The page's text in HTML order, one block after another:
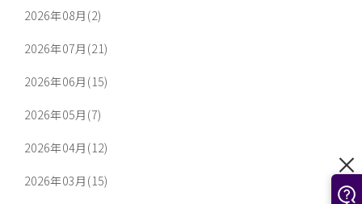
2026年08月(2)
2026年07月(21)
2026年06月(15)
2026年05月(7)
2026年04月(12)
2026年03月(15)